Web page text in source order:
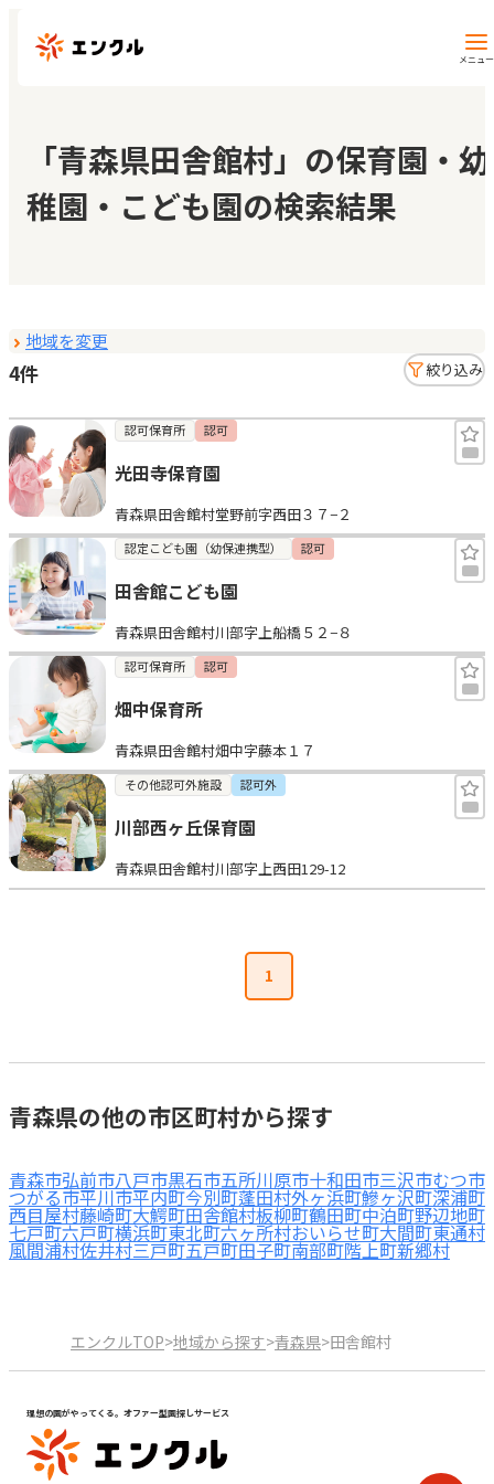
メニュー
保育園・幼稚園を探す
地図から探す
マイページ
お気に入り
見学日記
メッセージ
おすすめの園
エンクルの特徴と活用方法
コラム
お知らせ
「青森県田舎館村」の保育園・幼
稚園・こども園の検索結果
地域を変更
4件 絞り込み
認可保育所 認可
光田寺保育園
青森県田舎館村堂野前字西田３７−２
認定こども園（幼保連携型） 認可
田舎館こども園
青森県田舎館村川部字上船橋５２−８
認可保育所 認可
畑中保育所
青森県田舎館村畑中字藤本１７
その他認可外施設 認可外
川部西ヶ丘保育園
青森県田舎館村川部字上西田129-12
1
青森県の他の市区町村から探す
青森市弘前市八戸市黒石市五所川原市十和田市三沢市むつ市
つがる市平川市平内町今別町蓬田村外ヶ浜町鰺ヶ沢町深浦町
西目屋村藤崎町大鰐町田舎館村板柳町鶴田町中泊町野辺地町
七戸町六戸町横浜町東北町六ヶ所村おいらせ町大間町東通村
風間浦村佐井村三戸町五戸町田子町南部町階上町新郷村
エンクルTOP>地域から探す>青森県>田舎館村
理想の園がやってくる。オファー型園探しサービス